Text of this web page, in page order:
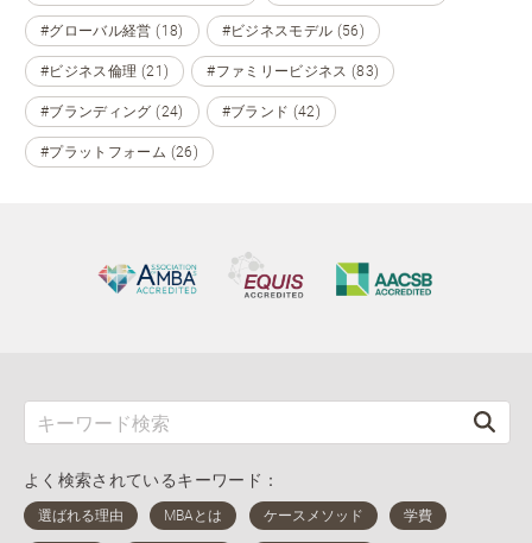
#グローバル経営 (18) #ビジネスモデル (56)
#ビジネス倫理 (21) #ファミリービジネス (83)
#ブランディング (24) #ブランド (42)
#プラットフォーム (26)
よく検索されているキーワード：